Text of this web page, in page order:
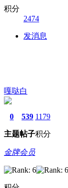
积分
2474
发消息
嘎哒白
0
主题
539
帖子
1179
积分
金牌会员